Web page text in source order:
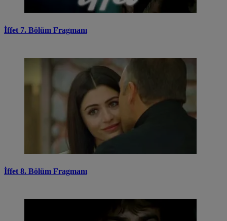
İffet 7. Bölüm Fragmanı
İffet 8. Bölüm Fragmanı